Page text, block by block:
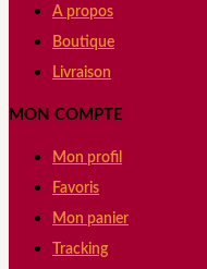
A propos
Boutique
Livraison
MON COMPTE
Mon profil
Favoris
Mon panier
Tracking